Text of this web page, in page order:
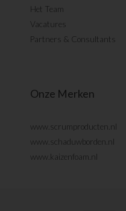
Het Team
Vacatures
Partners & Consultants
Onze Merken
www.scrumproducten.nl
www.schaduwborden.nl
www.kaizenfoam.nl